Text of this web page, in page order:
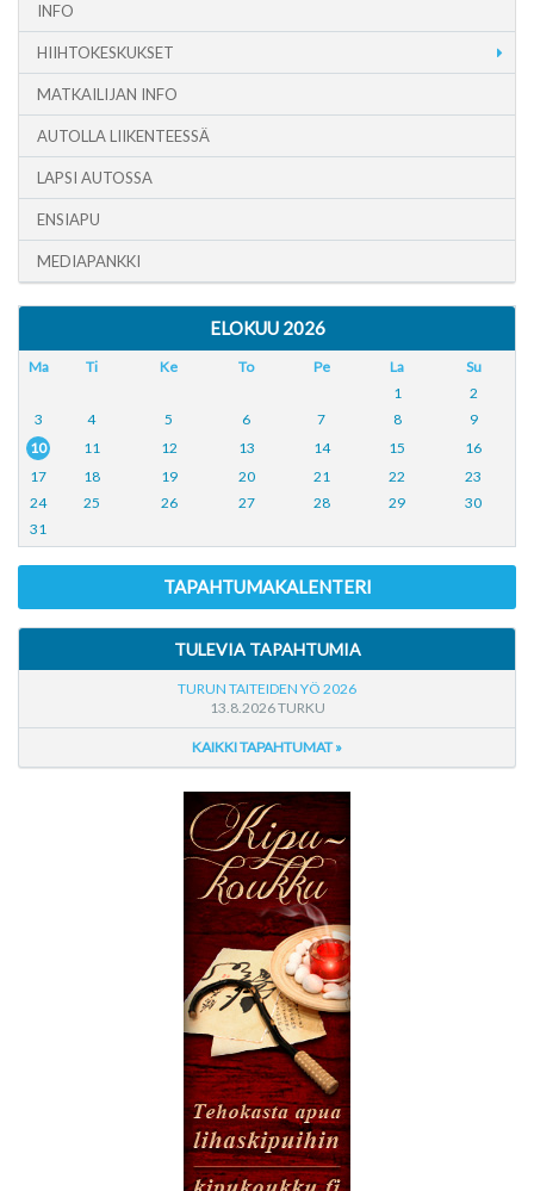
INFO
HIIHTOKESKUKSET
MATKAILIJAN INFO
AUTOLLA LIIKENTEESSÄ
LAPSI AUTOSSA
ENSIAPU
MEDIAPANKKI
ELOKUU 2026
Ma Ti Ke To Pe La
Su
1
2
3
4 5 6 7 8
9
10
11 12 13 14 15
16
17
18 19 20 21 22
23
24
25 26 27 28 29
30
31
TAPAHTUMAKALENTERI
TULEVIA TAPAHTUMIA
TURUN TAITEIDEN YÖ 2026
13.8.2026 TURKU
KAIKKI TAPAHTUMAT »